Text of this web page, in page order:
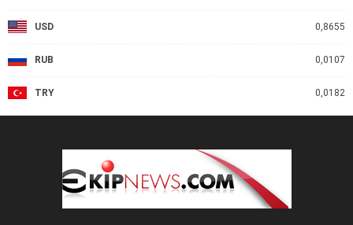
USD 0,8655
RUB 0,0107
TRY 0,0182